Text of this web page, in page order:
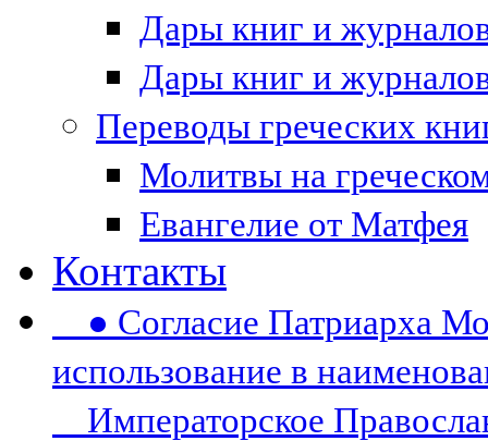
Дары книг и
Дары книг и
Переводы греческих
Молитвы на
Евангелие от Матфея
Контакты
● Согласие Патриарха
использование в
Императорское